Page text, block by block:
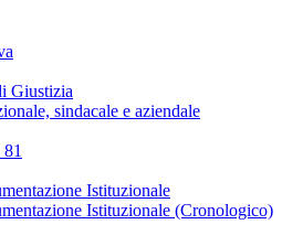
Giustizia
sindacale e aziendale
Istituzionale
Istituzionale (Cronologico)